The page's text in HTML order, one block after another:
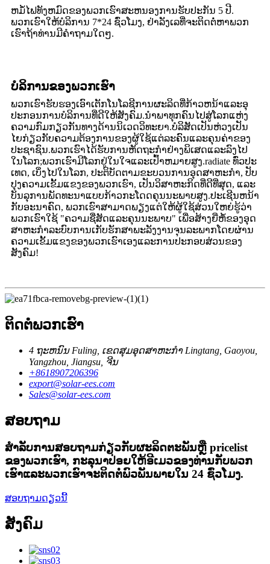
ຫມໍ້ໄຟທັງຫມົດຂອງພວກເຮົາສະຫນອງການຮັບປະກັນ 5 ປີ.
ພວກເຮົາໃຫ້ບໍລິການ 7*24 ຊົ່ວໂມງ, ຢ່າລັງເລທີ່ຈະຕິດຕໍ່ຫາພວກ
ເຮົາຖ້າທ່ານມີຄໍາຖາມໃດໆ.
ບໍລິການຂອງພວກເຮົາ
ພວກ​ເຮົາ​ຮັບ​ຮອງ​ເອົາ​ເຕັກ​ໂນ​ໂລ​ຊີ​ການ​ຜະ​ລິດ​ທີ່​ກ້າວ​ຫນ້າ​ແລະ​ອຸ​
ປະ​ກອນ​ການ​ບໍ​ລິ​ການ​ທີ່​ດີ​ໃຫ້​ສັງ​ຄົມ​.ນຳພາທຸກຄົນໄປສູ່ໂລກແຫ່ງ
ຄວາມກົມກຽວກັນທາງດ້ານນິເວດວິທະຍາ.ບໍລິສັດເປັນຫ່ວງເປັນ
ໄຍກ່ຽວກັບຄວາມຕ້ອງການຂອງຜູ້ໃຊ້ແຕ່ລະຄົນແລະຄຸນຄ່າຂອງ
ປະຊາຊົນ.ພວກ​ເຮົາ​ໄດ້​ຮັບ​ການ​ຫັດ​ຖະ​ກໍາ​ຢ່າງ​ພິ​ເສດ​ແລະ​ລົງ​ໄປ​
ໃນ​ໂລກ​;ພວກເຮົາມີໂລກຢູ່ໃນໃຈແລະເປົ້າຫມາຍສູງ.radiate ທົ່ວ​ປະ​
ເທດ​, ເບິ່ງ​ໄປ​ໃນ​ໂລກ​, ປະ​ຕິ​ບັດ​ຕາມ​ຂະ​ບວນ​ການ​ອຸດ​ສາ​ຫະ​ກໍາ​, ປັບ​
ປຸງ​ຄວາມ​ເຂັ້ມ​ແຂງ​ຂອງ​ພວກ​ເຮົາ​, ເປັນ​ວິ​ສາ​ຫະ​ກິດ​ທີ່​ດີ​ທີ່​ສຸດ​, ແລະ​
ບັນ​ລຸ​ການ​ພັດ​ທະ​ນາ​ແບບ​ກ້າວ​ກະ​ໂດດ​ຄຸນ​ນະ​ພາບ​ສູງ​.ປະເຊີນຫນ້າ
ກັບອະນາຄົດ, ພວກເຮົາສາມາດພຽງແຕ່ໃຫ້ຜູ້ໃຊ້ສ່ວນໃຫຍ່ຮູ້ວ່າ
ພວກເຮົາໃຊ້ "ຄວາມຊື່ສັດແລະຄຸນນະພາບ" ເພື່ອສ້າງຍີ່ຫໍ້ຂອງອຸດ
ສາຫະກໍາລະບົບການເກັບຮັກສາພະລັງງານຈຸນລະພາກໂດຍຜ່ານ
ຄວາມເຂັ້ມແຂງຂອງພວກເຮົາເອງແລະການປະກອບສ່ວນຂອງ
ສັງຄົມ!
ຕິດ​ຕໍ່​ພວກ​ເຮົາ
4 ຖະ​ຫນົນ Fuling​, ເຂດ​ສຸມ​ອຸດ​ສາ​ຫະ​ກໍາ Lingtang​, Gaoyou​,
Yangzhou​, Jiangsu​, ຈີນ
+8618907206396
export@solar-ees.com
Sales@solar-ees.com
ສອບຖາມ
ສໍາ​ລັບ​ການ​ສອບ​ຖາມ​ກ່ຽວ​ກັບ​ຜະ​ລິດ​ຕະ​ພັນ​ຫຼື pricelist
ຂອງ​ພວກ​ເຮົາ​, ກະ​ລຸ​ນາ​ປ່ອຍ​ໃຫ້​ອີ​ເມວ​ຂອງ​ທ່ານ​ກັບ​ພວກ​
ເຮົາ​ແລະ​ພວກ​ເຮົາ​ຈະ​ຕິດ​ຕໍ່​ພົວ​ພັນ​ພາຍ​ໃນ 24 ຊົ່ວ​ໂມງ​.
ສອບຖາມດຽວນີ້
ສັງຄົມ